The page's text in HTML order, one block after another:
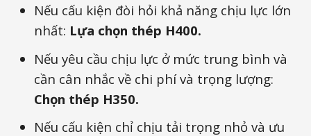
Nếu cấu kiện đòi hỏi khả năng chịu lực lớn
nhất: Lựa chọn thép H400.
Nếu yêu cầu chịu lực ở mức trung bình và
cần cân nhắc về chi phí và trọng lượng:
Chọn thép H350.
Nếu cấu kiện chỉ chịu tải trọng nhỏ và ưu